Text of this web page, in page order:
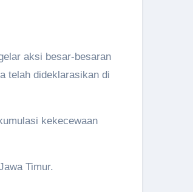
aksi besar-besaran
telah dideklarasikan di
kekecewaan
Timur.